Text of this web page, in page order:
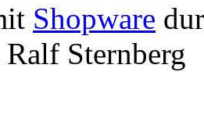
Shopware
Sternberg